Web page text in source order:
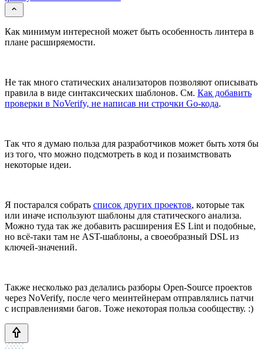
Как минимум интересной может быть особенность линтера в
плане расширяемости.
Не так много статических анализаторов позволяют описывать
правила в виде синтаксических шаблонов. См. Как добавить
проверки в NoVerify, не написав ни строчки Go-кода.
Так что я думаю польза для разработчиков может быть хотя бы
из того, что можно подсмотреть в код и позаимствовать
некоторые идеи.
Я постарался собрать список других проектов, которые так
или иначе используют шаблоны для статического анализа.
Можно туда так же добавить расширения ES Lint и подобные,
но всё-таки там не AST-шаблоны, а своеобразный DSL из
ключей-значений.
Также несколько раз делались разборы Open-Source проектов
через NoVerify, после чего меинтейнерам отправлялись патчи
с исправлениями багов. Тоже некоторая польза сообществу. :)